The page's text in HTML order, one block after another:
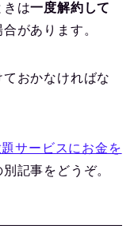
きは一度解約して
があります。
おかなければな
サービスにお金を
別記事をどうぞ。